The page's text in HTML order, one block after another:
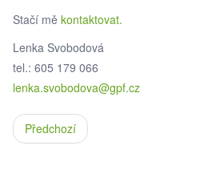
Stačí mě kontaktovat.
Lenka Svobodová
tel.: 605 179 066
lenka.svobodova@gpf.cz
Předchozí